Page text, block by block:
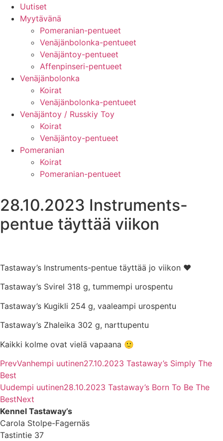
Uutiset
Myytävänä
Pomeranian-pentueet
Venäjänbolonka-pentueet
Venäjäntoy-pentueet
Affenpinseri-pentueet
Venäjänbolonka
Koirat
Venäjänbolonka-pentueet
Venäjäntoy / Russkiy Toy
Koirat
Venäjäntoy-pentueet
Pomeranian
Koirat
Pomeranian-pentueet
28.10.2023 Instruments-
pentue täyttää viikon
Tastaway’s Instruments-pentue täyttää jo viikon ♥
Tastaway’s Svirel 318 g, tummempi urospentu
Tastaway’s Kugikli 254 g, vaaleampi urospentu
Tastaway’s Zhaleika 302 g, narttupentu
Kaikki kolme ovat vielä vapaana 🙂
PrevVanhempi uutinen27.10.2023 Tastaway’s Simply The
Best
Uudempi uutinen28.10.2023 Tastaway’s Born To Be The
BestNext
Kennel Tastaway’s
Carola Stolpe-Fagernäs
Tastintie 37